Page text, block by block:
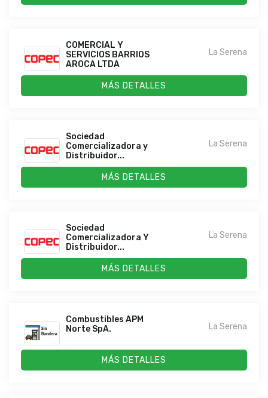
COMERCIAL Y
SERVICIOS BARRIOS
AROCA LTDA
La Serena
MÁS DETALLES
Sociedad
Comercializadora y
Distribuidor...
La Serena
MÁS DETALLES
Sociedad
Comercializadora Y
Distribuidor...
La Serena
MÁS DETALLES
Combustibles APM
Norte SpA.
La Serena
MÁS DETALLES